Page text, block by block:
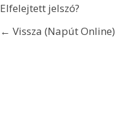
Elfelejtett jelszó?
← Vissza (Napút Online)